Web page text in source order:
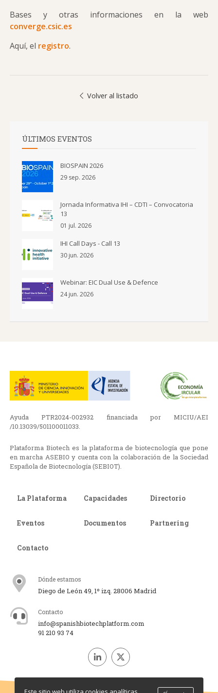
Bases y otras informaciones en la web
converge.csic.es
Aquí, el registro.
Volver al listado
ÚLTIMOS EVENTOS
BIOSPAIN 2026
29 sep. 2026
Jornada Informativa IHI – CDTI – Convocatoria
13
01 jul. 2026
IHI Call Days - Call 13
30 jun. 2026
Webinar: EIC Dual Use & Defence
24 jun. 2026
Ayuda PTR2024-002932 financiada por MICIU/AEI
/10.13039/501100011033.
Plataforma Biotech es la plataforma de biotecnología que pone
en marcha ASEBIO y cuenta con la colaboración de la Sociedad
Española de Biotecnología (SEBIOT).
La Plataforma Capacidades Directorio
Eventos Documentos Partnering
Contacto
Dónde estamos
Diego de León 49, 1º izq. 28006 Madrid
Contacto
info@spanishbiotechplatform.com
91 210 93 74